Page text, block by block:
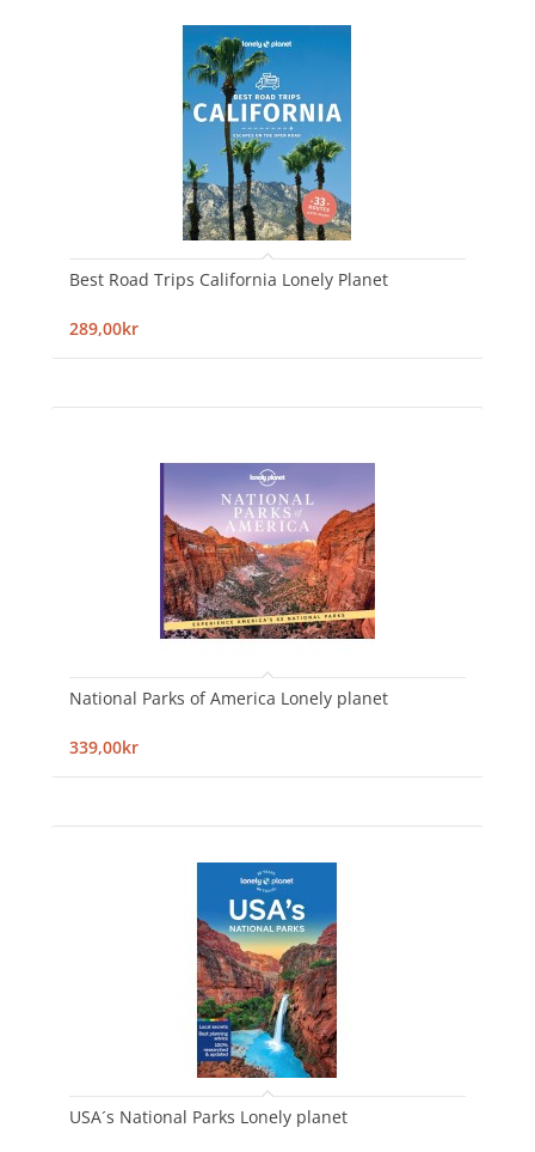
Best Road Trips California Lonely Planet
289,00kr
National Parks of America Lonely planet
339,00kr
USA´s National Parks Lonely planet